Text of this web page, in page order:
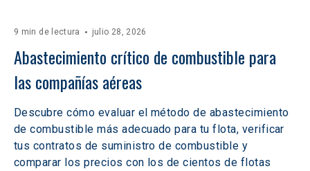
9 min de lectura julio 28, 2026
Abastecimiento crítico de combustible para
las compañías aéreas
Descubre cómo evaluar el método de abastecimiento
de combustible más adecuado para tu flota, verificar
tus contratos de suministro de combustible y
comparar los precios con los de cientos de flotas